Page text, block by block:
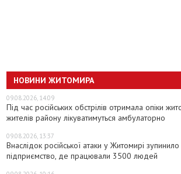
НОВИНИ ЖИТОМИРА
09.08.2026, 14:09
Під час російських обстрілів отримала опіки
жителів району лікуватимуться амбулаторно
09.08.2026, 13:37
Внаслідок російської атаки у Житомирі
підприємство, де працювали 3500 людей